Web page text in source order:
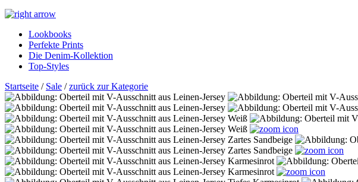
Lookbooks
Perfekte Prints
Die Denim-Kollektion
Top-Styles
Startseite / Sale /zurück zur Kategorie